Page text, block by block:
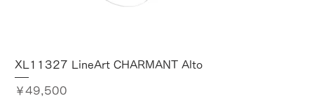
XL11327 LineArt CHARMANT Alto
価格
￥49,500